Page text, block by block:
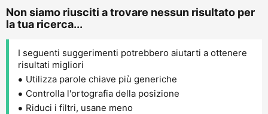
Non siamo riusciti a trovare nessun risultato per
la tua ricerca...
I seguenti suggerimenti potrebbero aiutarti a ottenere
risultati migliori
Utilizza parole chiave più generiche
Controlla l'ortografia della posizione
Riduci i filtri, usane meno